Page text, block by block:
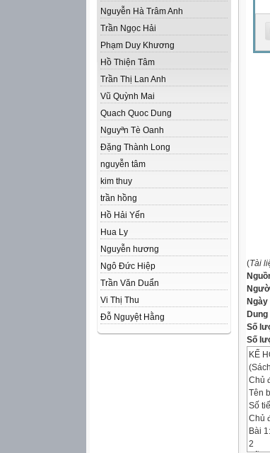
Nguyễn Hà Trâm Anh
Trần Ngọc Hải
Phạm Duy Khương
Hồ Thiện Tâm
Trần Thị Lan Anh
Vũ Quỳnh Mai
Quach Quoc Dung
Nguyªn Tè Oanh
Đặng Thành Long
nguyễn tâm
kim thuy
trần hồng
Hồ Hải Yến
Hua Ly
Nguyễn hương
Ngô Đức Hiệp
Trần Văn Duẩn
Vi Thị Thu
Đỗ Nguyệt Hằng
(Tài
Số
Số
KẾ
Chủ
Tên
Số
Chủ
Bài
2